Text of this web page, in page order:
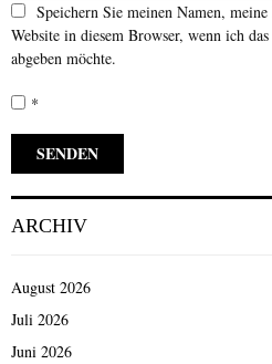
Speichern Sie meinen Namen,
Website in diesem Browser, wenn ich
abgeben möchte.
*
ARCHIV
August 2026
Juli 2026
Juni 2026